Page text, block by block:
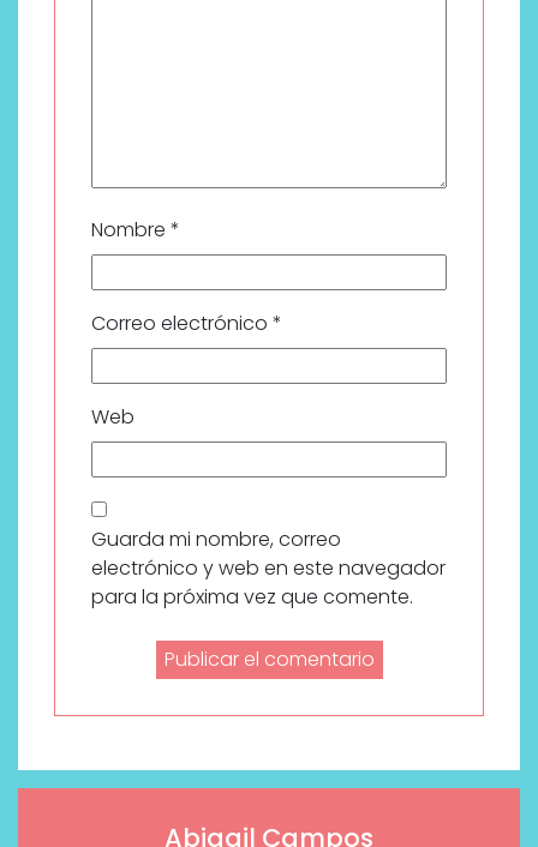
Nombre *
Correo electrónico *
Web
Guarda mi nombre, correo
electrónico y web en este navegador
para la próxima vez que comente.
Abigail Campos